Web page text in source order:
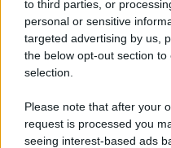
to third parties, or
personal or sensitive
targeted advertising by us,
the below opt-out section to
selection.
Please note that after your
request is processed you
seeing interest-based ads
I GENITORI ORIGINARI DI RIMINI
Ugolini, nipote della
regionale